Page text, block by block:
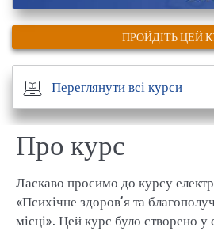
ПРОЙДІТЬ ЦЕЙ
Переглянути всі курси
Про курс
Ласкаво просимо до курсу
«Психічне здоров’я та
місці». Цей курс було створено у